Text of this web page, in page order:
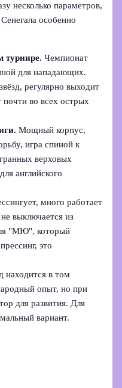
несколько параметров,
особенно
турнире. Чемпионат
для нападающих.
регулярно выходит
почти во всех острых
Мощный корпус,
игра спиной к
верховых
английского
много работает
выключается из
"МЮ", который
это
находится в том
опыт, но при
для развития. Для
вариант.